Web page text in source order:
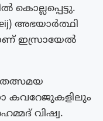
കൊല്ലപ്പെട്ടു.
അഭയാർത്ഥി
ഇസ്രായേൽ
കവറേജുകളിലും
വിഷ്വ.